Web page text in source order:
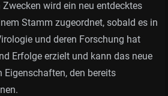
wird ein neu entdecktes
Stamm zugeordnet, sobald es in
und deren Forschung hat
Erfolge erzielt und kann das neue
Eigenschaften, den bereits